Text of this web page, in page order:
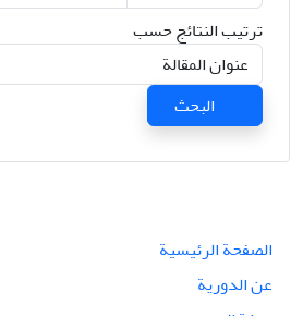
ترتيب النتائج حسب
البحث
الصفحة الرئيسية
عن الدورية